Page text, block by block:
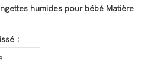
humides pour bébé Matière
: